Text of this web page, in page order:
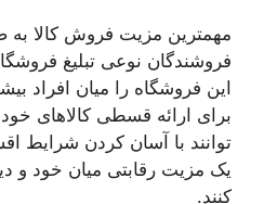
مهمترین مزیت فروش کالا
فروشندگان نوعی تبلیغ
این فروشگاه را میان افراد
برای ارائه قسطی کالاهای
توانند با آسان کردن شرایط
یک مزیت رقابتی میان خود و
کنند.